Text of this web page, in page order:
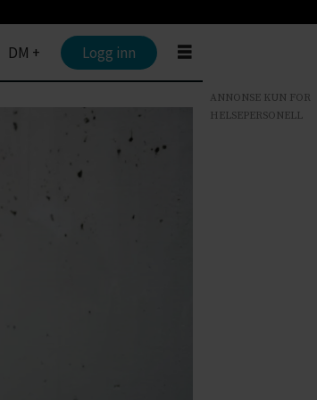
DM + Logg inn
ANNONSE KUN FOR
HELSEPERSONELL